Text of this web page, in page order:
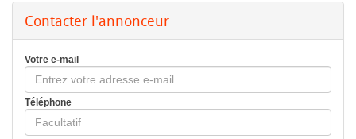
Contacter l'annonceur
Votre e-mail
Téléphone